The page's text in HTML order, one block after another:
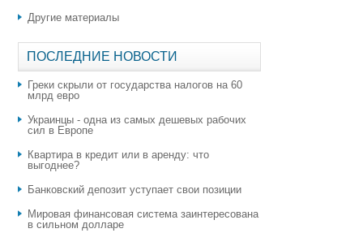
Другие материалы
ПОСЛЕДНИЕ НОВОСТИ
Греки скрыли от государства налогов на 60
млрд евро
Украинцы - одна из самых дешевых рабочих
сил в Европе
Квартира в кредит или в аренду: что
выгоднее?
​Банковский депозит уступает свои позиции
Мировая финансовая система заинтересована
в сильном долларе